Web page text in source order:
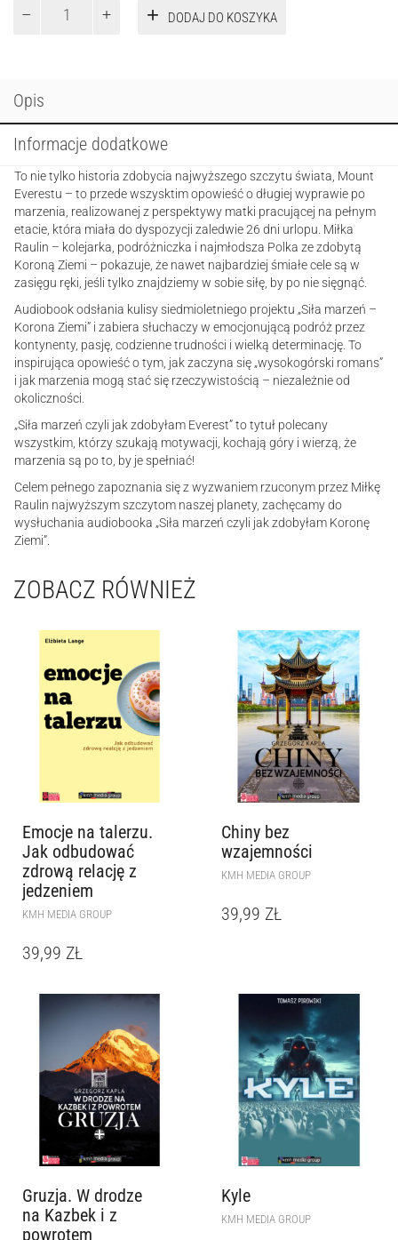
zdobyłam
Everest
DODAJ DO KOSZYKA
Opis
Informacje dodatkowe
To nie tylko historia zdobycia najwyższego szczytu świata, Mount
Everestu – to przede wszysktim opowieść o długiej wyprawie po
marzenia, realizowanej z perspektywy matki pracującej na pełnym
etacie, która miała do dyspozycji zaledwie 26 dni urlopu. Miłka
Raulin – kolejarka, podróżniczka i najmłodsza Polka ze zdobytą
Koroną Ziemi – pokazuje, że nawet najbardziej śmiałe cele są w
zasięgu ręki, jeśli tylko znajdziemy w sobie siłę, by po nie sięgnąć.
Audiobook odsłania kulisy siedmioletniego projektu „Siła marzeń –
Korona Ziemi” i zabiera słuchaczy w emocjonującą podróż przez
kontynenty, pasję, codzienne trudności i wielką determinację. To
inspirująca opowieść o tym, jak zaczyna się „wysokogórski romans”
i jak marzenia mogą stać się rzeczywistością – niezależnie od
okoliczności.
„Siła marzeń czyli jak zdobyłam Everest” to tytuł polecany
wszystkim, którzy szukają motywacji, kochają góry i wierzą, że
marzenia są po to, by je spełniać!
Celem pełnego zapoznania się z wyzwaniem rzuconym przez Miłkę
Raulin najwyższym szczytom naszej planety, zachęcamy do
wysłuchania audiobooka „Siła marzeń czyli jak zdobyłam Koronę
Ziemi”.
ZOBACZ RÓWNIEŻ
Emocje na talerzu.
Jak odbudować
zdrową relację z
jedzeniem
KMH MEDIA GROUP
39,99 ZŁ
Chiny bez
wzajemności
KMH MEDIA GROUP
39,99 ZŁ
Gruzja. W drodze
na Kazbek i z
powrotem
Kyle
KMH MEDIA GROUP